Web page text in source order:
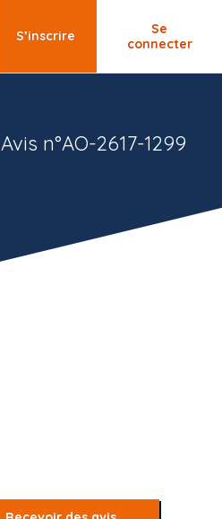
S’inscrire
Se
connecter
Avis n°AO-2617-1299